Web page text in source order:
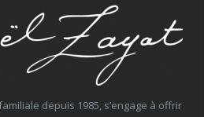
depuis 1985, s’engage à offrir